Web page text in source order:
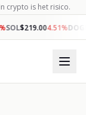
crypto is het risico.
SOL$219.004.51%